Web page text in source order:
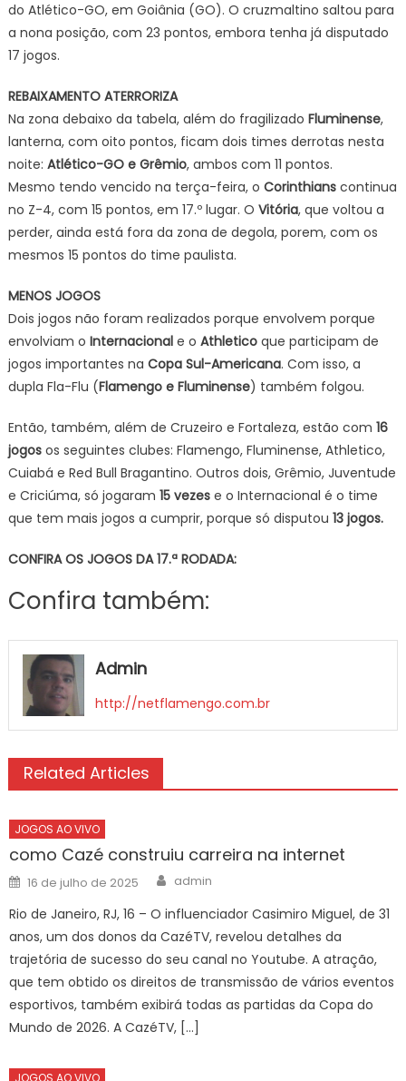
do Atlético-GO, em Goiânia (GO). O cruzmaltino saltou para
a nona posição, com 23 pontos, embora tenha já disputado
17 jogos.
REBAIXAMENTO ATERRORIZA
Na zona debaixo da tabela, além do fragilizado Fluminense,
lanterna, com oito pontos, ficam dois times derrotas nesta
noite: Atlético-GO e Grêmio, ambos com 11 pontos.
Mesmo tendo vencido na terça-feira, o Corinthianscontinua
no Z-4, com 15 pontos, em 17.º lugar. O Vitória, que voltou a
perder, ainda está fora da zona de degola, porem, com os
mesmos 15 pontos do time paulista.
MENOS JOGOS
Dois jogos não foram realizados porque envolvem porque
envolviam o Internacionale o Athleticoque participam de
jogos importantes na Copa Sul-Americana. Com isso, a
dupla Fla-Flu (Flamengo e Fluminense) também folgou.
Então, também, além de Cruzeiro e Fortaleza, estão com 16
jogosos seguintes clubes: Flamengo, Fluminense, Athletico,
Cuiabá e Red Bull Bragantino. Outros dois, Grêmio, Juventude
e Criciúma, só jogaram 15 vezese o Internacional é o time
que tem mais jogos a cumprir, porque só disputou 13 jogos.
CONFIRA OS JOGOS DA 17.ª RODADA:
Confira também:
Admin
http://netflamengo.com.br
Related Articles
JOGOS AO VIVO
como Cazé construiu carreira na internet
Posted
on
16 de julho de 2025 Author
admin
Rio de Janeiro, RJ, 16 – O influenciador Casimiro Miguel, de 31
anos, um dos donos da CazéTV, revelou detalhes da
trajetória de sucesso do seu canal no Youtube. A atração,
que tem obtido os direitos de transmissão de vários eventos
esportivos, também exibirá todas as partidas da Copa do
Mundo de 2026. A CazéTV, […]
JOGOS AO VIVO